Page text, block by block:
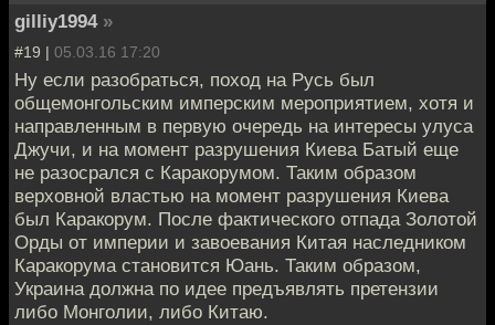
gilliy1994 »
#19 | 05.03.16 17:20
Ну если разобраться, поход на Русь был
общемонгольским имперским мероприятием, хотя и
направленным в первую очередь на интересы улуса
Джучи, и на момент разрушения Киева Батый еще
не разосрался с Каракорумом. Таким образом
верховной властью на момент разрушения Киева
был Каракорум. После фактического отпада Золотой
Орды от империи и завоевания Китая наследником
Каракорума становится Юань. Таким образом,
Украина должна по идее предъявлять претензии
либо Монголии, либо Китаю.